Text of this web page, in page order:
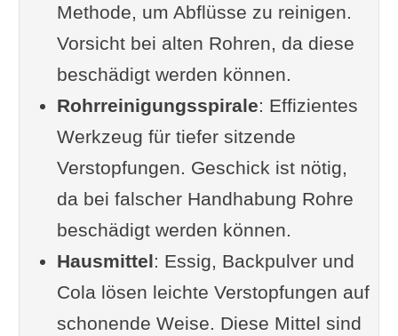
Mechanische Drahtbürsten:
Einfach, aber effektiv
Hausmittel
Vorsicht bei chemischen
Reinigern
Spezifische Tipps
Siphon reinigen
Der Einsatz von
Dampfreinigern
Wenn alles nichts hilft muss der
Profi ran
Methode, um Abflüsse zu reinigen.
Vorsicht bei alten Rohren, da diese
beschädigt werden können.
Rohrreinigungsspirale: Effizientes
Werkzeug für tiefer sitzende
Verstopfungen. Geschick ist nötig,
da bei falscher Handhabung Rohre
beschädigt werden können.
Hausmittel: Essig, Backpulver und
Cola lösen leichte Verstopfungen auf
schonende Weise. Diese Mittel sind